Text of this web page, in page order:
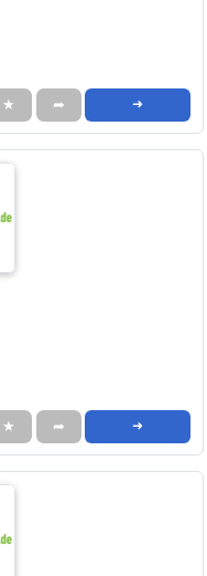
★ ➦ ➜
★ ➦ ➜